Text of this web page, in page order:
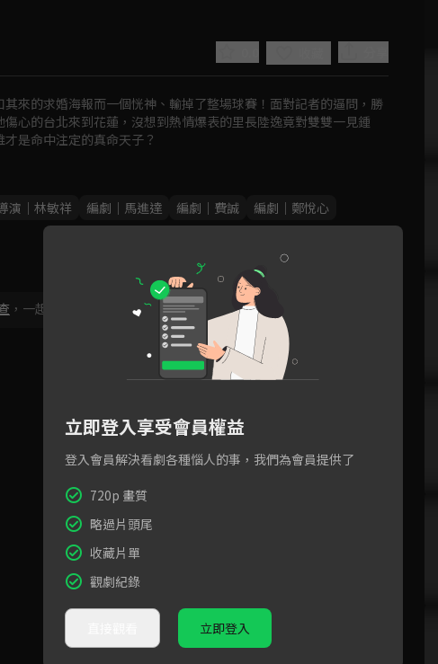
Play
來的求婚海報而一個恍神、輸掉了整場球賽！面對記者的逼問，勝
心的台北來到花蓮，沒想到熱情爆表的里長陸逸竟對雙雙一見鍾
是命中注定的真命天子？
演｜林敏祥 編劇｜馬進達 編劇｜費誠
編劇｜鄭悅心
，一起共創新版留言功能！
立即登入享受會員權益
登入會員解決看劇各種惱人的事，我們為會員提供了
720p 畫質
略過片頭尾
收藏片單
觀劇紀錄
立即登入